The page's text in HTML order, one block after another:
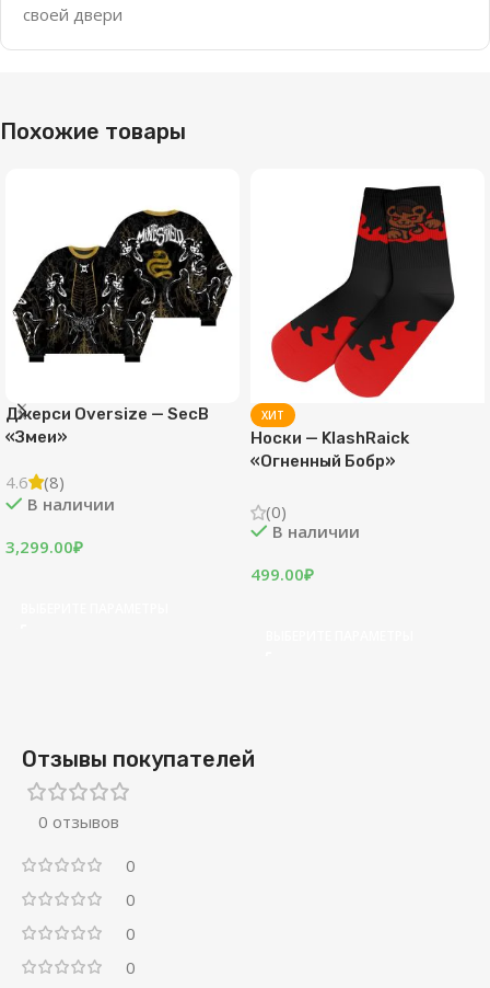
своей двери
Похожие товары
Джерси Oversize — SecB
«Змеи»
4.6
(8)
В наличии
3,299.00₽
ХИТ
Носки — KlashRaick
«Огненный Бобр»
(0)
В наличии
499.00₽
Отзывы покупателей
0 отзывов
0
0
0
0